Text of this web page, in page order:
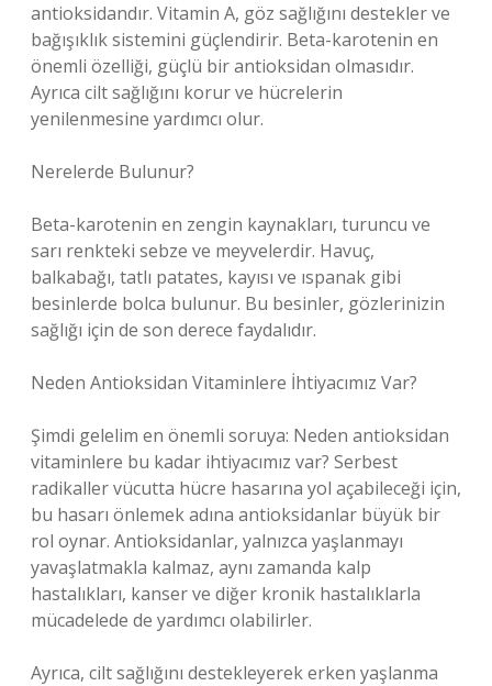
antioksidandır. Vitamin A, göz sağlığını destekler ve
bağışıklık sistemini güçlendirir. Beta-karotenin en
önemli özelliği, güçlü bir antioksidan olmasıdır.
Ayrıca cilt sağlığını korur ve hücrelerin
yenilenmesine yardımcı olur.
Nerelerde Bulunur?
Beta-karotenin en zengin kaynakları, turuncu ve
sarı renkteki sebze ve meyvelerdir. Havuç,
balkabağı, tatlı patates, kayısı ve ıspanak gibi
besinlerde bolca bulunur. Bu besinler, gözlerinizin
sağlığı için de son derece faydalıdır.
Neden Antioksidan Vitaminlere İhtiyacımız Var?
Şimdi gelelim en önemli soruya: Neden antioksidan
vitaminlere bu kadar ihtiyacımız var? Serbest
radikaller vücutta hücre hasarına yol açabileceği için,
bu hasarı önlemek adına antioksidanlar büyük bir
rol oynar. Antioksidanlar, yalnızca yaşlanmayı
yavaşlatmakla kalmaz, aynı zamanda kalp
hastalıkları, kanser ve diğer kronik hastalıklarla
mücadelede de yardımcı olabilirler.
Ayrıca, cilt sağlığını destekleyerek erken yaşlanma